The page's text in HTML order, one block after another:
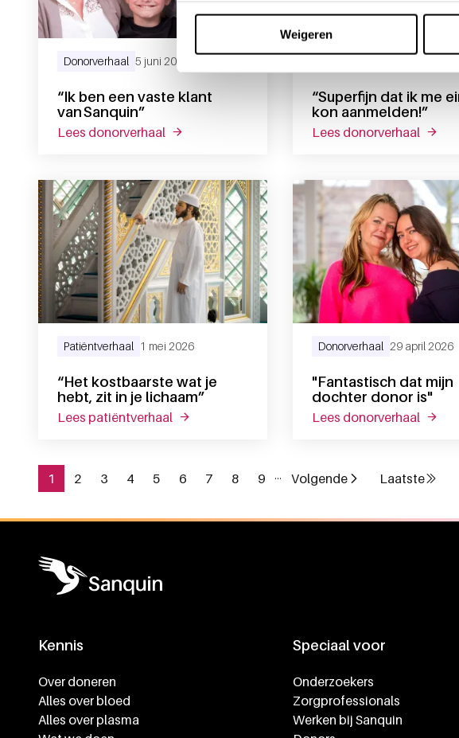
Weigeren
“Ik ben een vaste klant
van Sanquin”
Donorverhaal 5 juni 2026
lees donorverhaal over “ik ben een vaste klant van sanquin”
“Superfijn dat ik me
kon aanmelden!”
lees donorverhaalover
“Het kostbaarste wat je
hebt, zit in je lichaam”
Patiëntverhaal 1 mei 2026
lees patiëntverhaal over “het kostbaarste wat je hebt, zit in je lichaam”
"Fantastisch dat mijn
dochter donor is"
Donorverhaal 29 april 2026
lees donorverhaalover
Paginering
Pagina
1
Pagina
2
Pagina
3
Pagina
4
Pagina
5
Pagina
6
Pagina
7
Pagina
8
Pagina
9
…
Volgende pagina
Volgende
Laatste
Laatste
Kennis
Over doneren
Alles over bloed
Alles over plasma
Speciaal voor
Onderzoekers
Zorgprofessionals
Werken bij Sanquin